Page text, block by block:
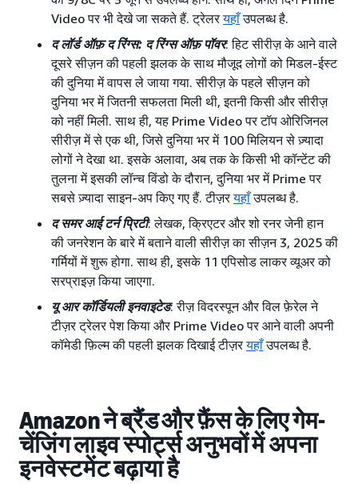
Video पर भी देखे जा सकते हैं. ट्रेलरयहाँउपलब्ध है.
द लॉर्ड ऑफ़ द रिंग्स: द रिंग्स ऑफ़ पॉवर: हिट सीरीज़ के आने वाले
दूसरे सीज़न की पहली झलक के साथ मौजूद लोगों को मिडल-ईस्ट
की दुनिया में वापस ले जाया गया. सीरीज़ के पहले सीज़न को
दुनिया भर में जितनी सफलता मिली थी, इतनी किसी और सीरीज़
को नहीं मिली. साथ ही, यह Prime Video पर टॉप ओरिजिनल
सीरीज़ में से एक थी, जिसे दुनिया भर में 100 मिलियन से ज़्यादा
लोगों ने देखा था. इसके अलावा, अब तक के किसी भी कॉन्टेंट की
तुलना में इसकी लॉन्च विंडो के दौरान, दुनिया भर में Prime पर
सबसे ज़्यादा साइन-अप किए गए हैं. टीज़रयहाँउपलब्ध है.
द समर आई टर्न प्रिटी: लेखक, क्रिएटर और शो रनर जेनी हान
की जनरेशन के बारे में बताने वाली सीरीज़ का सीज़न 3, 2025 की
गर्मियों में शुरू होगा. साथ ही, इसके 11 एपिसोड लाकर व्यूअर को
सरप्राइज़ किया जाएगा.
यू आर कॉर्डियली इनवाइटेड: रीज़ विदरस्पून और विल फ़ेरेल ने
टीज़र ट्रेलर पेश किया और Prime Video पर आने वाली अपनी
कॉमेडी फ़िल्म की पहली झलक दिखाई टीज़रयहाँउपलब्ध है.
Amazon ने ब्रैंड और फ़ैंस के लिए गेम-
चेंजिंग लाइव स्पोर्ट्स अनुभवों में अपना
इनवेस्टमेंट बढ़ाया है